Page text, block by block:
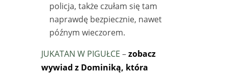
policja, także czułam się tam
naprawdę bezpiecznie, nawet
późnym wieczorem.
JUKATAN W PIGUŁCE –zobacz
wywiad z Dominiką, która